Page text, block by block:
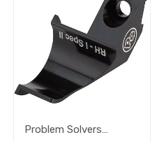
Transmisión
Cambio
Tensor
cadena
Accesorios
Problem Solvers